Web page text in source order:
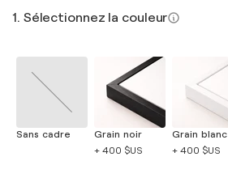
1. Sélectionnez la couleur
Sans cadre
Grain noir
+ 400 $US
Grain blanc
+ 400 $US